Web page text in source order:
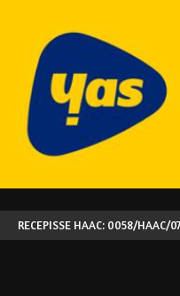
RECEPISSE HAAC: 0058/HAAC/